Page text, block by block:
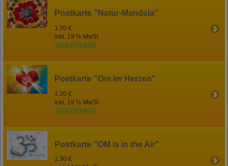
Postkarte "Natur-Mandala"
1,30 €
inkl. 19 % MwSt.
Postkarte "Om im Herzen"
1,30 €
inkl. 19 % MwSt.
Postkarte "OM is in the Air"
1,30 €